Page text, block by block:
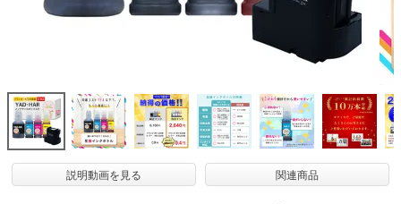
ご利用ガイド
よくある質問
お問い合わせ
説明動画を見る 関連商品